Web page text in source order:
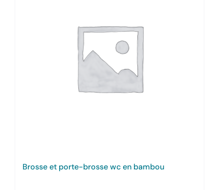
Brosse et porte-brosse wc en bambou